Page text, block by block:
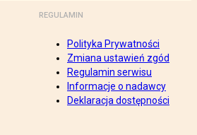
REGULAMIN
Polityka Prywatności
Zmiana ustawień zgód
Regulamin serwisu
Informacje o nadawcy
Deklaracja dostępności